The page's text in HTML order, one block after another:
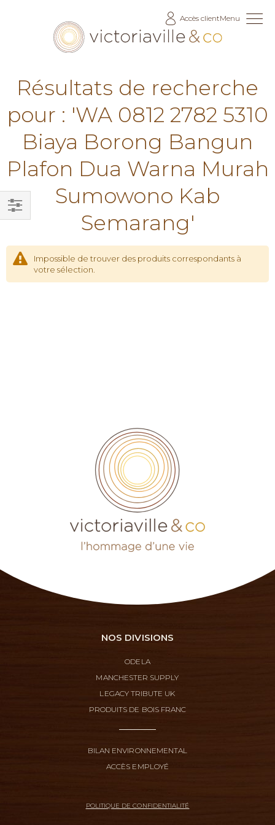
Accès clientMenu
Résultats de recherche
pour : 'WA 0812 2782 5310
Biaya Borong Bangun
Plafon Dua Warna Murah
Sumowono Kab
Semarang'
Impossible de trouver des produits correspondants à
votre sélection.
Filtrer
NOS DIVISIONS
ODELA
MANCHESTER SUPPLY
LEGACY TRIBUTE UK
PRODUITS DE BOIS FRANC
BILAN ENVIRONNEMENTAL
ACCÈS EMPLOYÉ
POLITIQUE DE CONFIDENTIALITÉ